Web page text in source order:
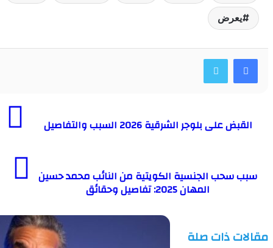
بلوجر الشرقية 2026 السبب والتفاصيل
الجنسية الكويتية من النائب محمد حسين
ذات صلة